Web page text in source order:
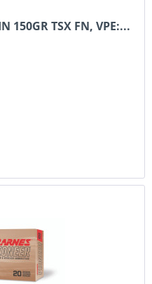
150GR TSX FN, VPE:...